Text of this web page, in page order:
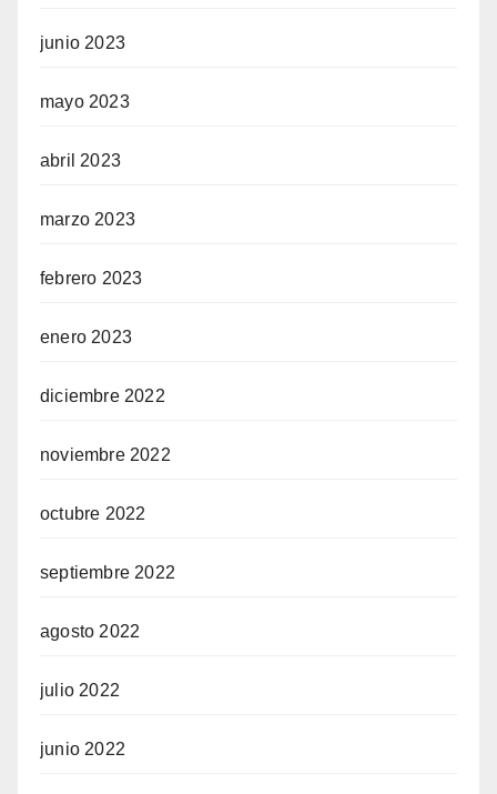
junio 2023
mayo 2023
abril 2023
marzo 2023
febrero 2023
enero 2023
diciembre 2022
noviembre 2022
octubre 2022
septiembre 2022
agosto 2022
julio 2022
junio 2022